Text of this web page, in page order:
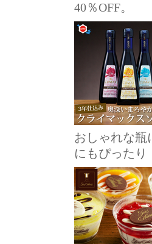
40％OFF。
おしゃれな
にもぴったり